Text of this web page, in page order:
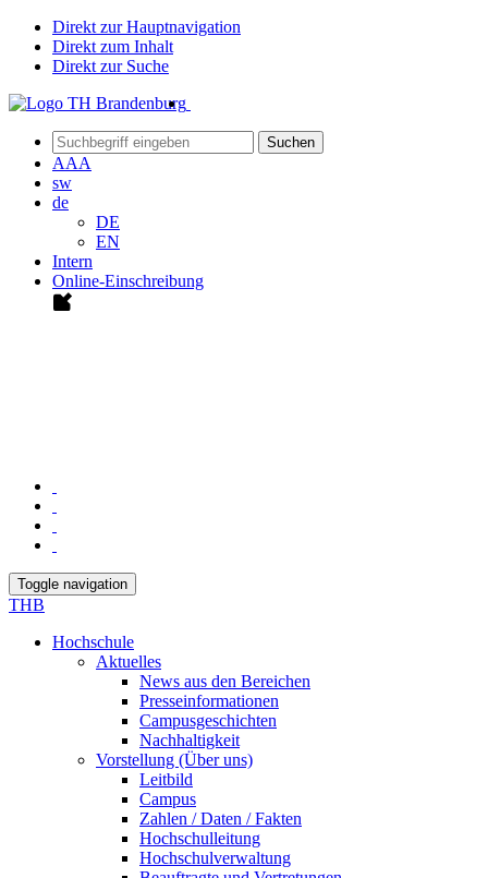
Direkt zur Hauptnavigation
Direkt zum Inhalt
Direkt zur Suche
Suchen
AAA
sw
de
DE
EN
Intern
Online-Einschreibung
Toggle navigation
THB
Hochschule
Aktuelles
News aus den Bereichen
Presseinformationen
Campusgeschichten
Nachhaltigkeit
Vorstellung (Über uns)
Leitbild
Campus
Zahlen / Daten / Fakten
Hochschulleitung
Hochschulverwaltung